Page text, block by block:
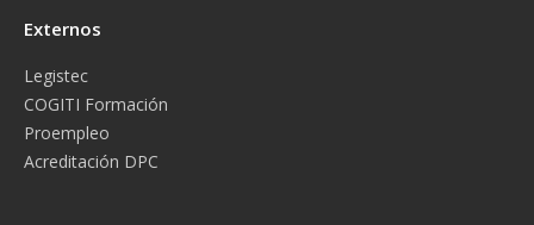
Externos
Legistec
COGITI Formación
Proempleo
Acreditación DPC